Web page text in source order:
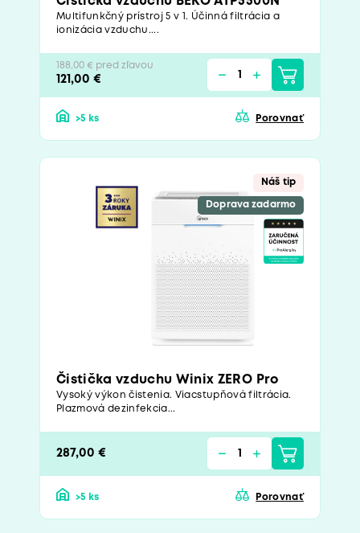
Multifunkčný prístroj 5 v 1. Účinná filtrácia a
ionizácia vzduchu....
188,00 € pred zľavou
121,00 €
>5 ks Porovnať
Náš tip
Doprava zadarmo
Čistička vzduchu Winix ZERO Pro
Vysoký výkon čistenia. Viacstupňová filtrácia.
Plazmová dezinfekcia...
287,00 €
>5 ks Porovnať